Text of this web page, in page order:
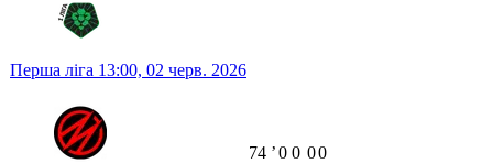
Перша ліга 13:00, 02 черв. 2026
74 ʼ0 0 00